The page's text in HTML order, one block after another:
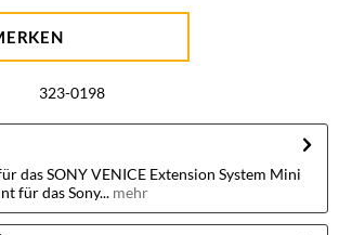
323-0198
das SONY VENICE Extension System Mini
für das Sony... mehr